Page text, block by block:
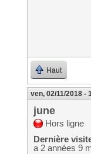
Haut
ven, 02/11/2018 -
june
Hors ligne
Dernière
a 2 années 9